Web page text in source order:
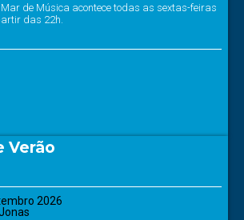
de Música acontece todas as sextas-feiras
das 22h.
Verão
2026